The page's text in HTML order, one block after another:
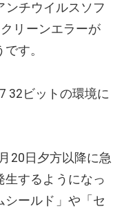
ンチウイルスソフ
リーンエラーが
す。
32ビットの環境に
20日夕方以降に急
生するようになっ
シールド」や「セ